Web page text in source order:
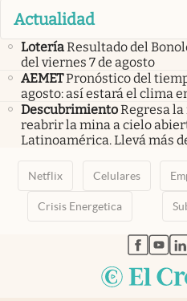
Actualidad
LoteríaResultado del
del viernes 7 de agosto
AEMETPronóstico del
agosto: así estará el clima
DescubrimientoRegresa
reabrir la mina a cielo
Latinoamérica. Llevá más
Netflix Celulares
Crisis Energetica
abre